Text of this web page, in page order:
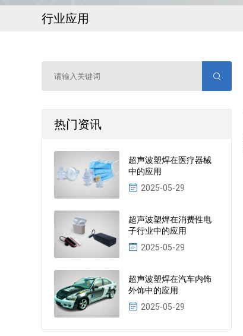
行业应用
热门资讯
超声波塑焊在医疗器械
中的应用
2025-05-29
超声波塑焊在消费性电
子行业中的应用
2025-05-29
超声波塑焊在汽车内饰
外饰中的应用
2025-05-29